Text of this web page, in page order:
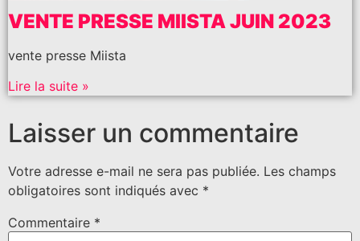
VENTE PRESSE MIISTA JUIN 2023
vente presse Miista
Lire la suite »
Laisser un commentaire
Votre adresse e-mail ne sera pas publiée. Les champs
obligatoires sont indiqués avec *
Commentaire *